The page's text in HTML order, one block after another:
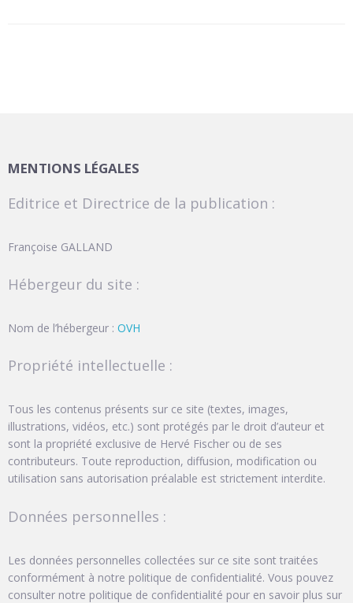
MENTIONS LÉGALES
Editrice et Directrice de la publication :
Françoise GALLAND
Hébergeur du site :
Nom de l’hébergeur : OVH
Propriété intellectuelle :
Tous les contenus présents sur ce site (textes, images,
illustrations, vidéos, etc.) sont protégés par le droit d’auteur et
sont la propriété exclusive de Hervé Fischer ou de ses
contributeurs. Toute reproduction, diffusion, modification ou
utilisation sans autorisation préalable est strictement interdite.
Données personnelles :
Les données personnelles collectées sur ce site sont traitées
conformément à notre politique de confidentialité. Vous pouvez
consulter notre politique de confidentialité pour en savoir plus sur